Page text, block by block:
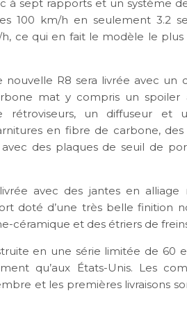
à sept rapports et un système
100 km/h en seulement 3.2
ce qui en fait le modèle le plus
nouvelle R8 sera livrée avec un
mat y compris un spoiler
rétroviseurs, un diffuseur et
en fibre de carbone,
des plaques de seuil de
avec des jantes en
doté d’une très belle finition
céramique et des étriers de
en une série limitée de 60
qu’aux États-Unis. Les
et les premières livraisons